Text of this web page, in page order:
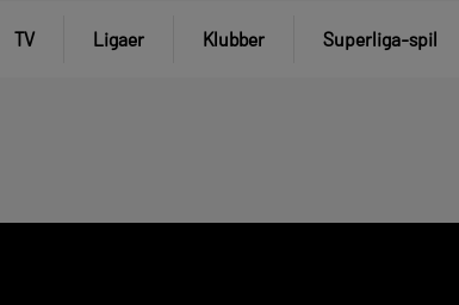
TV Ligaer Klubber Superliga-spil